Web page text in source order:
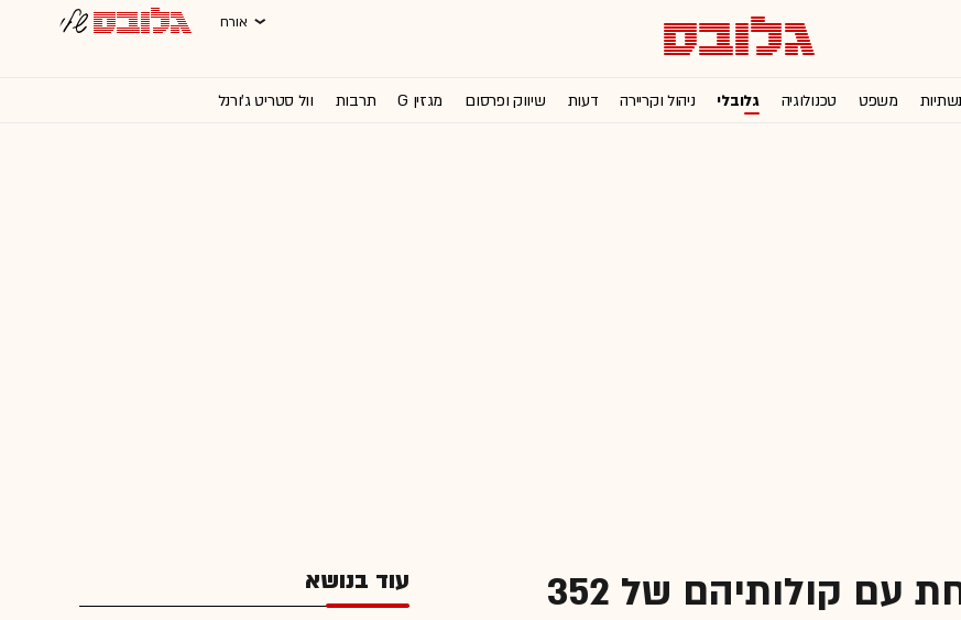
אורח
משפט טכנולוגיה גלובלי ניהול וקריירה דעות שיווק ופרסום מגזין G תרבות וול סטריט ג'ורנל
תחזית חדשה: קלינטון מנצחת עם קולותיהם של 352
עוד בנושא